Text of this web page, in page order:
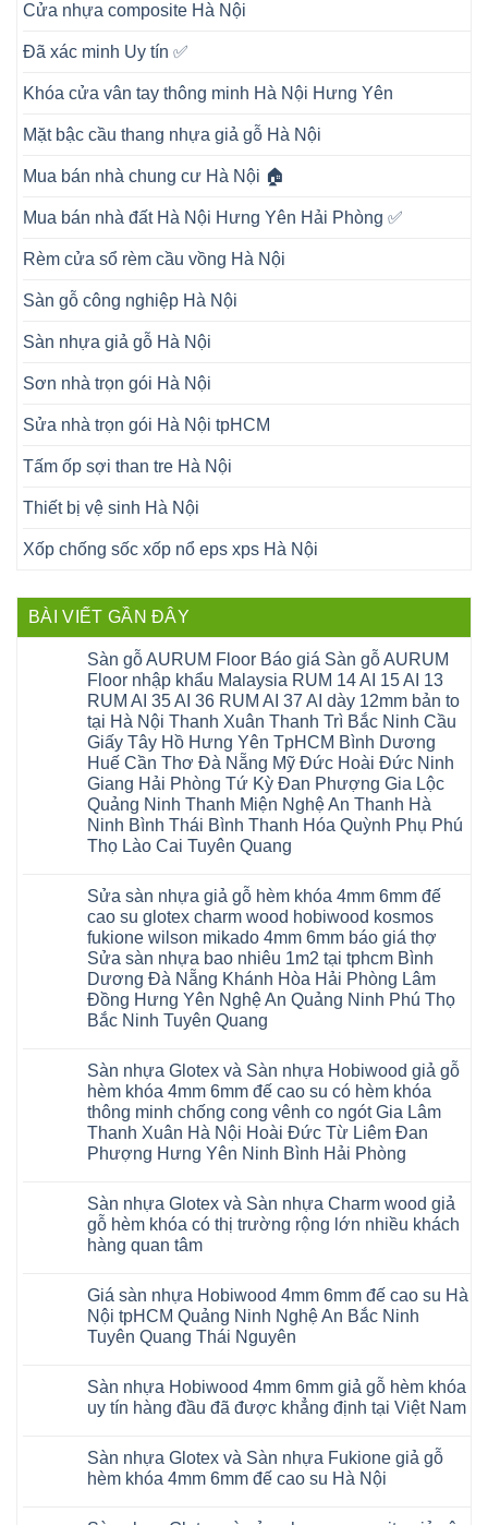
Cửa nhựa composite Hà Nội
Đã xác minh Uy tín ✅
Khóa cửa vân tay thông minh Hà Nội Hưng Yên
Mặt bậc cầu thang nhựa giả gỗ Hà Nội
Mua bán nhà chung cư Hà Nội 🏠
Mua bán nhà đất Hà Nội Hưng Yên Hải Phòng ✅
Rèm cửa sổ rèm cầu vồng Hà Nội
Sàn gỗ công nghiệp Hà Nội
Sàn nhựa giả gỗ Hà Nội
Sơn nhà trọn gói Hà Nội
Sửa nhà trọn gói Hà Nội tpHCM
Tấm ốp sợi than tre Hà Nội
Thiết bị vệ sinh Hà Nội
Xốp chống sốc xốp nổ eps xps Hà Nội
BÀI VIẾT GẦN ĐÂY
Sàn gỗ AURUM Floor Báo giá Sàn gỗ AURUM
Floor nhập khẩu Malaysia RUM 14 AI 15 AI 13
RUM AI 35 AI 36 RUM AI 37 AI dày 12mm bản to
tại Hà Nội Thanh Xuân Thanh Trì Bắc Ninh Cầu
Giấy Tây Hồ Hưng Yên TpHCM Bình Dương
Huế Cần Thơ Đà Nẵng Mỹ Đức Hoài Đức Ninh
Giang Hải Phòng Tứ Kỳ Đan Phượng Gia Lộc
Quảng Ninh Thanh Miện Nghệ An Thanh Hà
Ninh Bình Thái Bình Thanh Hóa Quỳnh Phụ Phú
Thọ Lào Cai Tuyên Quang
bình
luận
ở
Sàn
gỗ
AURUM
Floor
Báo
giá
Sàn
Floor
nhập
khẩu
Malaysia
14
AI
RUM
AI
35
AI
AI
37
AI
dày
12mm
to
tại
Hà
Nội
Xuân
Thanh
Trì
Cầu
Sửa sàn nhựa giả gỗ hèm khóa 4mm 6mm đế
cao su glotex charm wood hobiwood kosmos
fukione wilson mikado 4mm 6mm báo giá thợ
Sửa sàn nhựa bao nhiêu 1m2 tại tphcm Bình
Dương Đà Nẵng Khánh Hòa Hải Phòng Lâm
Đồng Hưng Yên Nghệ An Quảng Ninh Phú Thọ
Bắc Ninh Tuyên Quang
bình
luận
ở
Sửa
sàn
nhựa
giả
khóa
4mm
6mm
đế
cao
charm
wood
hobiwood
kosmos
mikado
4mm
6mm
thợ
Sửa
sàn
Sàn nhựa Glotex và Sàn nhựa Hobiwood giả gỗ
hèm khóa 4mm 6mm đế cao su có hèm khóa
thông minh chống cong vênh co ngót Gia Lâm
Thanh Xuân Hà Nội Hoài Đức Từ Liêm Đan
Phượng Hưng Yên Ninh Bình Hải Phòng
bình
luận
ở
Sàn
và
Sàn
nhựa
Hobiwood
giả
khóa
4mm
6mm
su
có
hèm
Sàn nhựa Glotex và Sàn nhựa Charm wood giả
gỗ hèm khóa có thị trường rộng lớn nhiều khách
hàng quan tâm
bình
luận
ở
Sàn
và
Sàn
nhựa
giả
gỗ
hèm
thị
Giá sàn nhựa Hobiwood 4mm 6mm đế cao su Hà
Nội tpHCM Quảng Ninh Nghệ An Bắc Ninh
Tuyên Quang Thái Nguyên
bình
luận
ở
nhựa
Hobiwood
4mm
Sàn nhựa Hobiwood 4mm 6mm giả gỗ hèm khóa
uy tín hàng đầu đã được khẳng định tại Việt Nam
bình
luận
ở
Sàn nhựa Glotex và Sàn nhựa Fukione giả gỗ
hèm khóa 4mm 6mm đế cao su Hà Nội